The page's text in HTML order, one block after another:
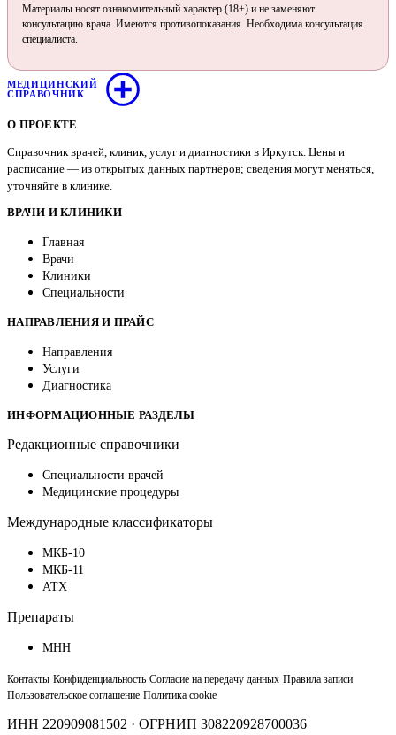
Материалы носят ознакомительный характер (18+) и не заменяют
консультацию врача. Имеются противопоказания. Необходима консультация
специалиста.
МЕДИЦИНСКИЙ
СПРАВОЧНИК
О ПРОЕКТЕ
Справочник врачей, клиник, услуг и диагностики в Иркутск. Цены и
расписание — из открытых данных партнёров; сведения могут меняться,
уточняйте в клинике.
ВРАЧИ И КЛИНИКИ
Главная
Врачи
Клиники
Специальности
НАПРАВЛЕНИЯ И ПРАЙС
Направления
Услуги
Диагностика
ИНФОРМАЦИОННЫЕ РАЗДЕЛЫ
Редакционные справочники
Специальности врачей
Медицинские процедуры
Международные классификаторы
МКБ-10
МКБ-11
АТХ
Препараты
МНН
Контакты Конфиденциальность Согласие на передачу данных Правила записи
Пользовательское соглашение Политика cookie
ИНН 220909081502 · ОГРНИП 308220928700036